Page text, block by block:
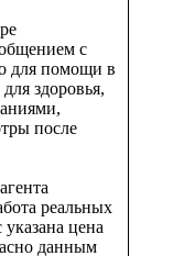
с
для помощи в
здоровья,
после
реальных
цена
данным